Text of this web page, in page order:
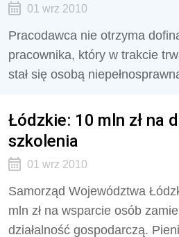
01 wrz 2010
Pracodawca nie otrzyma
pracownika, który w trakcie
stał się osobą
Łódzkie: 10 mln zł na
szkolenia
01 wrz 2010
Samorząd Województwa
mln zł na wsparcie osób
działalność gospodarczą.